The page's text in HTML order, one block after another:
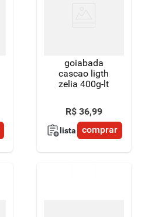
goiabada
cascao ligth
zelia 400g-lt
R$ 36,99
lista comprar